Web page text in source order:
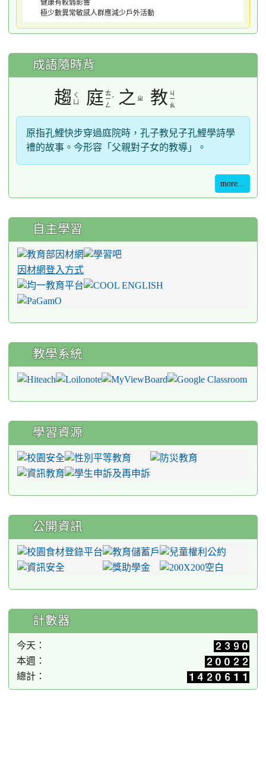
極少數異常敏感人群應減少戶外活動
成語隨時背
趨 ㄑ
庭 ㄊ
ㄧ
ㄥ
ˊ 之 ㄓ 教 ㄐ
ㄧ
ㄠ
原指孔鯉快步穿過庭院時，孔子教兒子孔鯉學詩學
禮的故事。今形容「父親對子女的教導」。
more...
自主學習
因材網登入方式
教學系統
學習資源
公開資訊
計數器
今天：
本週：
總計：